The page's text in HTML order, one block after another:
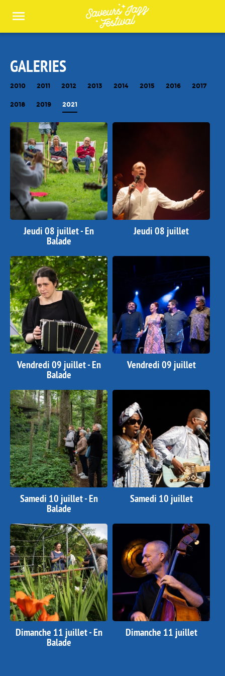
GALERIES
2010 2011 2012 2013 2014 2015 2016 2017
2018 2019 2021
Jeudi 08 juillet - En
Balade
Jeudi 08 juillet
Vendredi 09 juillet - En
Balade
Vendredi 09 juillet
Samedi 10 juillet - En
Balade
Samedi 10 juillet
Dimanche 11 juillet - En
Balade
Dimanche 11 juillet